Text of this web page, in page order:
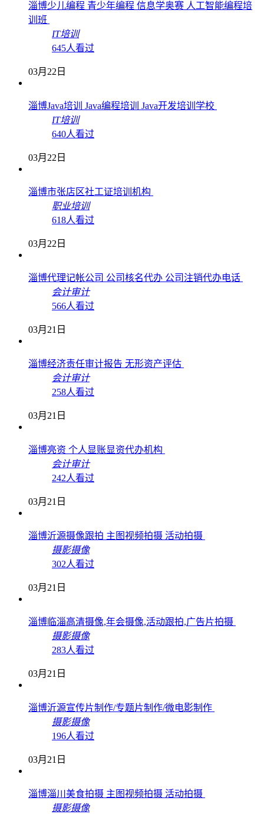
淄博少儿编程 青少年编程 信息学奥赛 人工智能编程培
训班
IT培训
645人看过
03月22日
淄博Java培训 Java编程培训 Java开发培训学校
IT培训
640人看过
03月22日
淄博市张店区社工证培训机构
职业培训
618人看过
03月22日
淄博代理记帐公司 公司核名代办 公司注销代办电话
会计审计
566人看过
03月21日
淄博经济责任审计报告 无形资产评估
会计审计
258人看过
03月21日
淄博亮资 个人显账显资代办机构
会计审计
242人看过
03月21日
淄博沂源摄像跟拍 主图视频拍摄 活动拍摄
摄影摄像
302人看过
03月21日
淄博临淄高清摄像,年会摄像,活动跟拍,广告片拍摄
摄影摄像
283人看过
03月21日
淄博沂源宣传片制作/专题片制作/微电影制作
摄影摄像
196人看过
03月21日
淄博淄川美食拍摄 主图视频拍摄 活动拍摄
摄影摄像